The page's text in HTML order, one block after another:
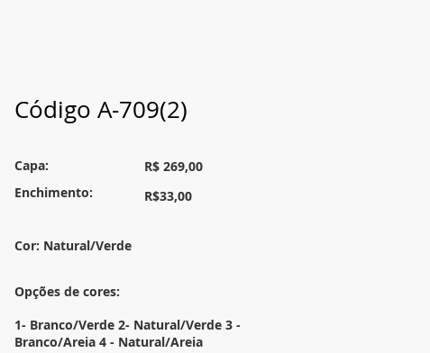
Código A-709(2)
Capa:
Enchimento:
R$ 269,00
R$33,00
Cor: Natural/Verde
Opções de cores:
1- Branco/Verde 2- Natural/Verde 3 -
Branco/Areia 4 - Natural/Areia